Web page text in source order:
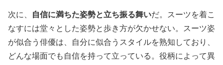
次に、 自信に満ちた姿勢と立ち振る舞いだ。スーツを着こ
なすには堂々とした姿勢と歩き方が欠かせない。スーツ姿
が似合う俳優は、自分に似合うスタイルを熟知しており、
どんな場面でも自信を持って立っている。役柄によって異